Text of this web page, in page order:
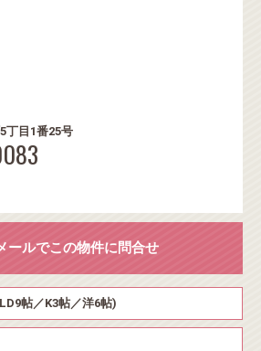
丁目1番25号
ールでこの物件に問合せ
帖／K3帖／洋6帖)